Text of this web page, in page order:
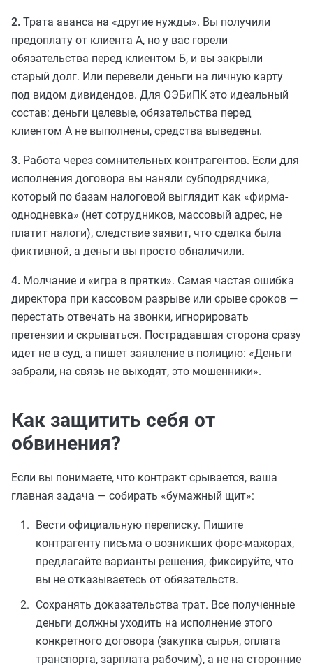
2. Трата аванса на «другие нужды». Вы получили
предоплату от клиента А, но у вас горели
обязательства перед клиентом Б, и вы закрыли
старый долг. Или перевели деньги на личную карту
под видом дивидендов. Для ОЭБиПК это идеальный
состав: деньги целевые, обязательства перед
клиентом А не выполнены, средства выведены.
3. Работа через сомнительных контрагентов. Если для
исполнения договора вы наняли субподрядчика,
который по базам налоговой выглядит как «фирма-
однодневка» (нет сотрудников, массовый адрес, не
платит налоги), следствие заявит, что сделка была
фиктивной, а деньги вы просто обналичили.
4. Молчание и «игра в прятки». Самая частая ошибка
директора при кассовом разрыве или срыве сроков —
перестать отвечать на звонки, игнорировать
претензии и скрываться. Пострадавшая сторона сразу
идет не в суд, а пишет заявление в полицию: «Деньги
забрали, на связь не выходят, это мошенники».
Как защитить себя от
обвинения?
Если вы понимаете, что контракт срывается, ваша
главная задача — собирать «бумажный щит»:
Вести официальную переписку. Пишите
контрагенту письма о возникших форс-мажорах,
предлагайте варианты решения, фиксируйте, что
вы не отказываетесь от обязательств.
Сохранять доказательства трат. Все полученные
деньги должны уходить на исполнение этого
конкретного договора (закупка сырья, оплата
транспорта, зарплата рабочим), а не на сторонние